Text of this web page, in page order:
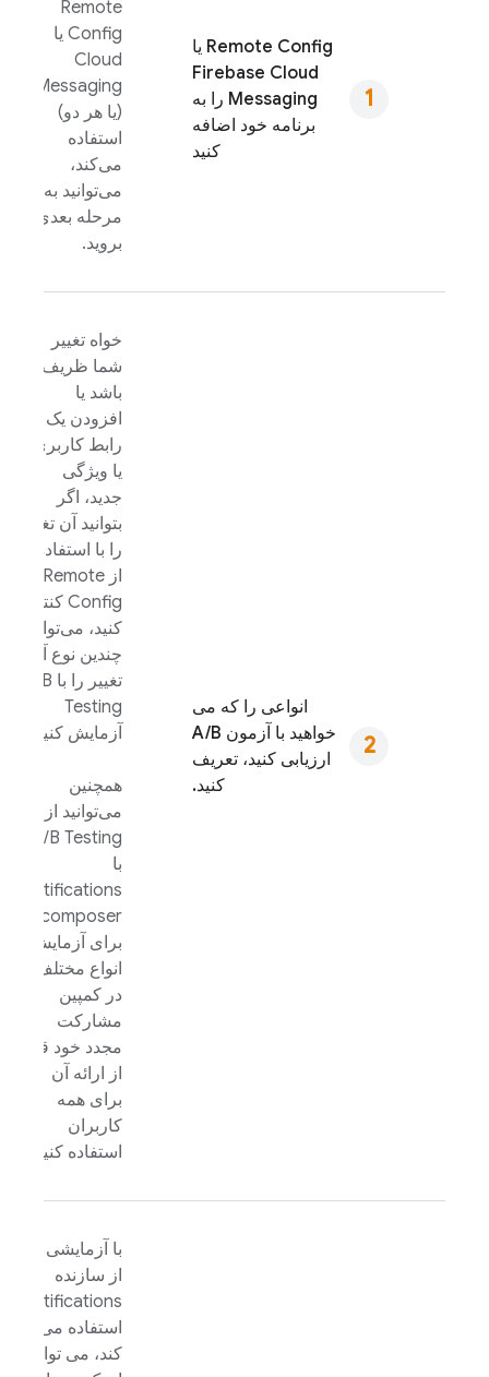
Remote Config یا
Firebase Cloud
Messaging را به
برنامه خود اضافه
کنید
Remote
Config یا
Cloud
Messaging
(یا هر دو)
استفاده
می‌کند،
می‌توانید به
مرحله بعدی
بروید.
انواعی را که می
خواهید با آزمون A/B
ارزیابی کنید، تعریف
کنید.
خواه تغییر
شما ظریف
باشد یا
افزودن یک
رابط کاربری
یا ویژگی
جدید، اگر
بتوانید آن تغییر
را با استفاده
از Remote
Config کنترل
کنید، می‌توانید
چندین نوع آن
تغییر را با A/B
Testing
آزمایش کنید.
همچنین
می‌توانید از
A/B Testing
با
Notifications
composer
برای آزمایش
انواع مختلف
در کمپین
مشارکت
مجدد خود قبل
از ارائه آن
برای همه
کاربران
استفاده کنید.
با آزمایشی که
از سازنده
Notifications
استفاده می
کند، می توانید